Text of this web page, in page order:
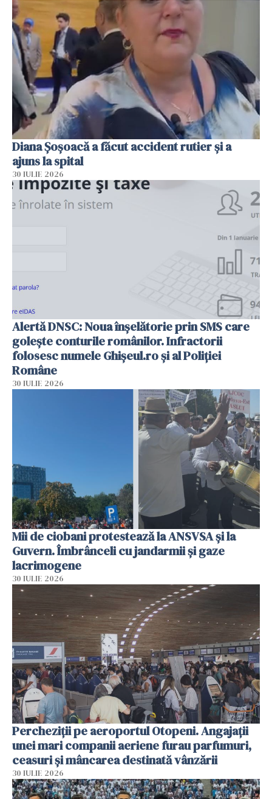
Diana Șoșoacă a făcut accident rutier și a
ajuns la spital
30 IULIE 2026
Alertă DNSC: Noua înșelătorie prin SMS care
golește conturile românilor. Infractorii
folosesc numele Ghișeul.ro și al Poliției
Române
30 IULIE 2026
Mii de ciobani protestează la ANSVSA și la
Guvern. Îmbrânceli cu jandarmii și gaze
lacrimogene
30 IULIE 2026
Percheziții pe aeroportul Otopeni. Angajații
unei mari companii aeriene furau parfumuri,
ceasuri și mâncarea destinată vânzării
30 IULIE 2026